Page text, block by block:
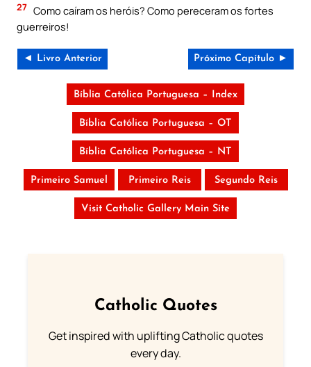
27 Como caíram os heróis? Como pereceram os fortes
guerreiros!
◄ Livro Anterior Próximo Capítulo ►
Bíblia Católica Portuguesa – Index
Bíblia Católica Portuguesa – OT
Bíblia Católica Portuguesa – NT
Primeiro Samuel Primeiro Reis Segundo Reis
Visit Catholic Gallery Main Site
Catholic Quotes
Get inspired with uplifting Catholic quotes
every day.